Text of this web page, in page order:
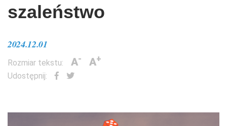
szaleństwo
2024.12.01
Rozmiar tekstu: A- A+
Udostępnij: